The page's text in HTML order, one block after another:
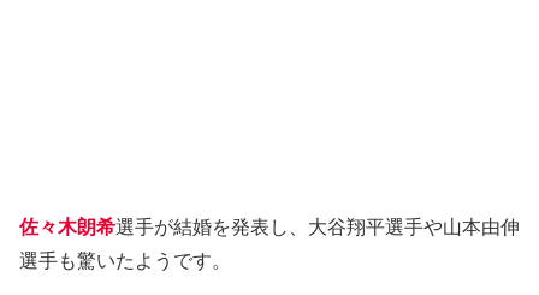
佐々木朗希選手が結婚を発表し、大谷翔平選手や山本由伸
選手も驚いたようです。